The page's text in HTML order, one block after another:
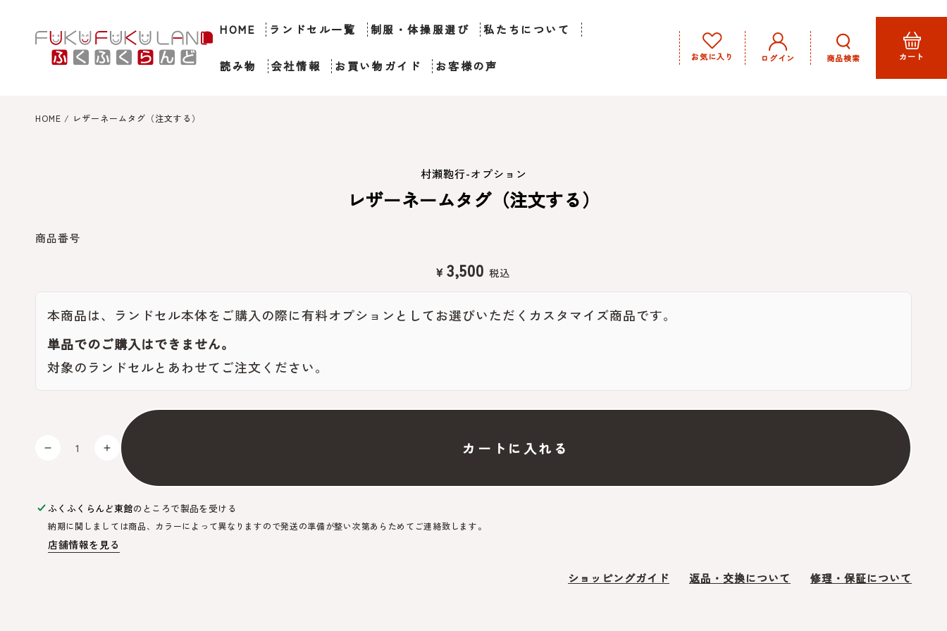
HOME ランドセル一覧 制服・体操服選び 私たちについて
読み物 会社情報 お買い物ガイド お客様の声
お気に入り ログイン 商品検索 カート
HOME / レザーネームタグ（注文する）
村瀬鞄行-オプション
レザーネームタグ（注文する）
商品番号
定
価
¥ 3,500
本商品は、ランドセル本体をご購入の際に有料オプションとしてお選びいただくカスタマイズ商品です。
単品でのご購入はできません。
対象のランドセルとあわせてご注文ください。
量
ネ
ー
ム
タ
レ
ネ
ー
ム
タ
カートに入れる
ふくふくらんど東館のところで製品を受ける
納期に関しましては商品、カラーによって異なりますので発送の準備が整い次第あらためてご連絡致します。
店舗情報を見る
ショッピングガイド 返品・交換について 修理・保証について